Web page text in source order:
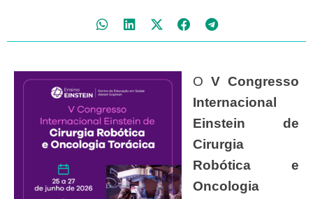
V Congresso
Internacional
Einstein de
Cirurgia
Robótica e
Oncologia